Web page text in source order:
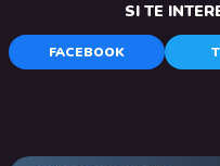
SI TE
FACEBOOK